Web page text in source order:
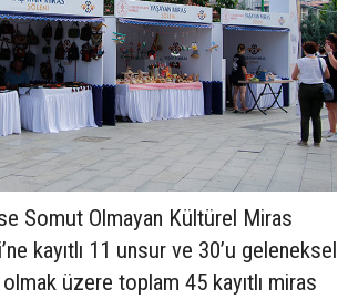
Somut Olmayan Kültürel Miras
kayıtlı 11 unsur ve 30’u geleneksel
olmak üzere toplam 45 kayıtlı miras